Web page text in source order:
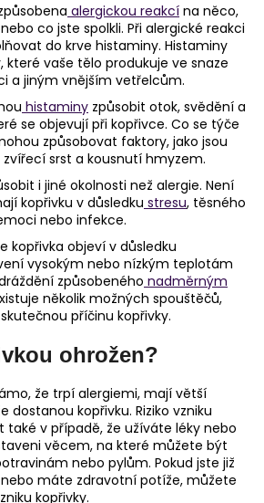
alergickou reakcí na něco,
co jste spolkli. Při alergické reakci
do krve histaminy. Histaminy
které vaše tělo produkuje ve snaze
a jiným vnějším vetřelcům.
histaminy způsobit otok, svědění a
se objevují při kopřivce. Co se týče
způsobovat faktory, jako jsou
zvířecí srst a kousnutí hmyzem.
i jiné okolnosti než alergie. Není
kopřivku v důsledku stresu, těsného
nebo infekce.
kopřivka objeví v důsledku
vysokým nebo nízkým teplotám
způsobeného nadměrným
několik možných spouštěčů,
příčinu kopřivky.
ohrožen?
že trpí alergiemi, mají větší
dostanou kopřivku. Riziko vzniku
také v případě, že užíváte léky nebo
věcem, na které můžete být
nebo pylům. Pokud jste již
máte zdravotní potíže, můžete
kopřivky.